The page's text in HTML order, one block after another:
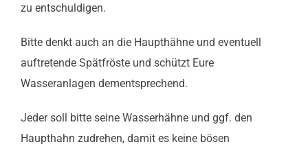
zu entschuldigen.
Bitte denkt auch an die Haupthähne und eventuell
auftretende Spätfröste und schützt Eure
Wasseranlagen dementsprechend.
Jeder soll bitte seine Wasserhähne und ggf. den
Haupthahn zudrehen, damit es keine bösen